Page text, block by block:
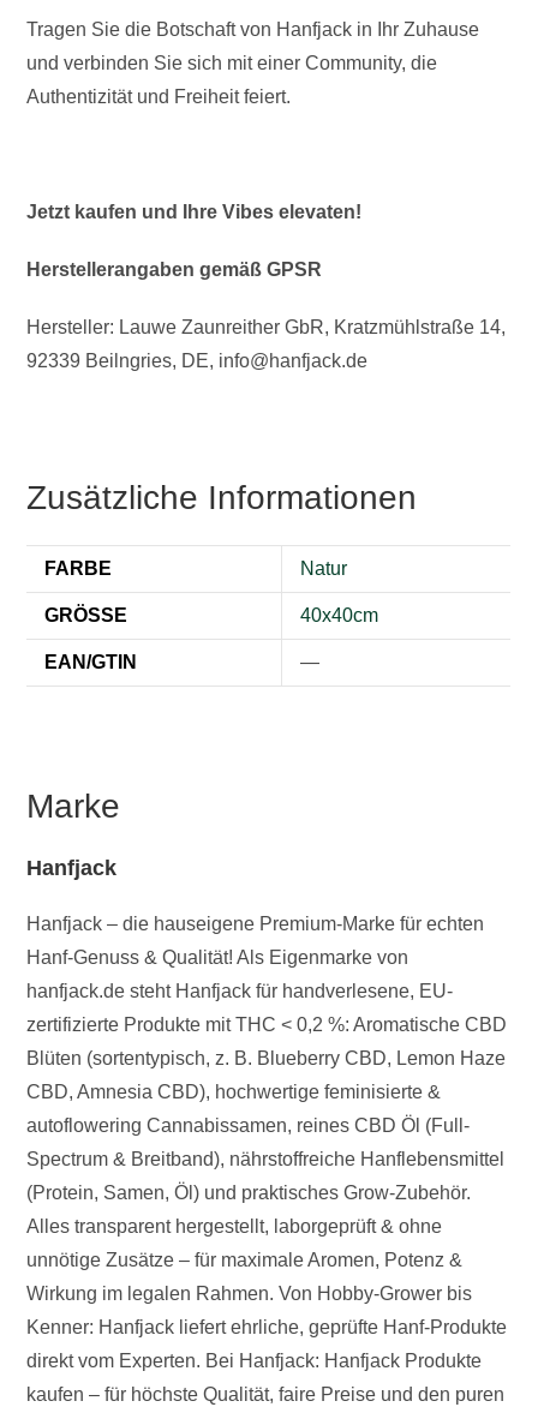
Tragen Sie die Botschaft von Hanfjack in Ihr Zuhause
und verbinden Sie sich mit einer Community, die
Authentizität und Freiheit feiert.
Jetzt kaufen und Ihre Vibes elevaten!
Herstellerangaben gemäß GPSR
Hersteller: Lauwe Zaunreither GbR, Kratzmühlstraße 14,
92339 Beilngries, DE, info@hanfjack.de
Zusätzliche Informationen
FARBE Natur
GRÖSSE 40x40cm
EAN/GTIN —
Marke
Hanfjack
Hanfjack – die hauseigene Premium-Marke für echten
Hanf-Genuss & Qualität! Als Eigenmarke von
hanfjack.de steht Hanfjack für handverlesene, EU-
zertifizierte Produkte mit THC < 0,2 %: Aromatische CBD
Blüten (sortentypisch, z. B. Blueberry CBD, Lemon Haze
CBD, Amnesia CBD), hochwertige feminisierte &
autoflowering Cannabissamen, reines CBD Öl (Full-
Spectrum & Breitband), nährstoffreiche Hanflebensmittel
(Protein, Samen, Öl) und praktisches Grow-Zubehör.
Alles transparent hergestellt, laborgeprüft & ohne
unnötige Zusätze – für maximale Aromen, Potenz &
Wirkung im legalen Rahmen. Von Hobby-Grower bis
Kenner: Hanfjack liefert ehrliche, geprüfte Hanf-Produkte
direkt vom Experten. Bei Hanfjack: Hanfjack Produkte
kaufen – für höchste Qualität, faire Preise und den puren